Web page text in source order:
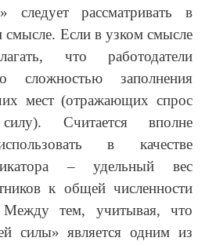
следует рассматривать в
Если в узком смысле
что работодатели
сложностью заполнения
мест (отражающих спрос
Считается вполне
в качестве
– удельный вес
к общей численности
Между тем, учитывая, что
силы» является одним из